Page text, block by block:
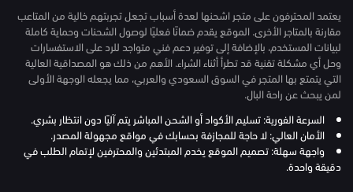
يعتمد المحترفون على متجر اشحنها لعدة أسباب تجعل تجربتهم خالية من المتاعب
مقارنة بالمتاجر الأخرى. الموقع يقدم ضمانًا فعليًا لوصول الشحنات وحماية كاملة
لبيانات المستخدم، بالإضافة إلى توفير دعم فني متواجد للرد على الاستفسارات
وحل أي مشكلة تقنية قد تطرأ أثناء الشراء. الأهم من ذلك هو المصداقية العالية
التي يتمتع بها المتجر في السوق السعودي والعربي، مما يجعله الوجهة الأولى
لمن يبحث عن راحة البال.
السرعة الفورية: تسليم الأكواد أو الشحن المباشر يتم آليًا دون انتظار بشري.
الأمان العالي: لا حاجة للمجازفة بحسابك في مواقع مجهولة المصدر.
واجهة سهلة: تصميم الموقع يخدم المبتدئين والمحترفين لإتمام الطلب في
دقيقة واحدة.